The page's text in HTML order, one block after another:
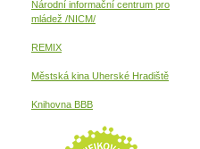
Národní informační centrum pro
mládež /NICM/
REMIX
Městská kina Uherské Hradiště
Knihovna BBB